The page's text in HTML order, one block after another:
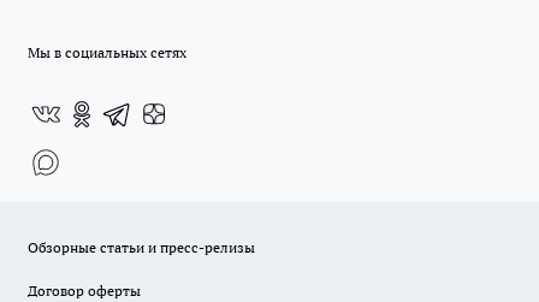
Мы в социальных сетях
Обзорные статьи и пресс-релизы
Договор оферты